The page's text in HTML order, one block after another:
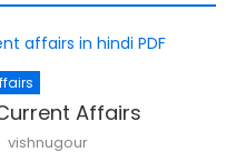
Affairs
Author
vishnugour